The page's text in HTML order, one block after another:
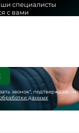
специалисты
с вами
звонок", подтверждаю,
данных